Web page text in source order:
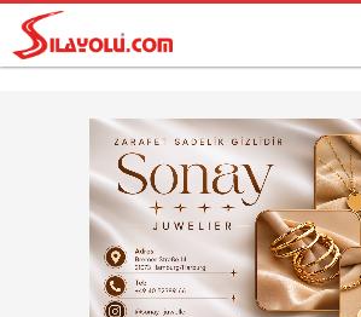
Hatasına Tepki Gösterdi.